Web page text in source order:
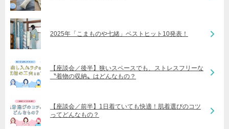
2025年「こまものや七緒」ベストヒット10発表！
【座談会／後半】狭いスペースでも、ストレスフリーな
〝着物の収納〟はどんなもの？
【座談会／前半】1日着ていても快適！肌着選びのコツ
ってどんなもの？